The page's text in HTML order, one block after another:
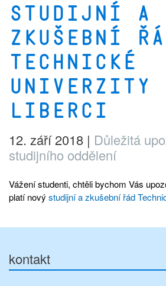
Studijní a
zkušební
Technické
univerzity
Liberci
12. září 2018 | Důležitá
studijního oddělení
Vážení studenti, chtěli bychom Vás
platí nový studijní a zkušební řád
kontakt